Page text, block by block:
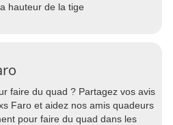
hauteur de la tige
faire du quad ? Partagez vos avis
Faro et aidez nos amis quadeurs
pour faire du quad dans les